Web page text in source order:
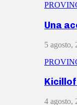
Una
5 agosto,
4 agosto,